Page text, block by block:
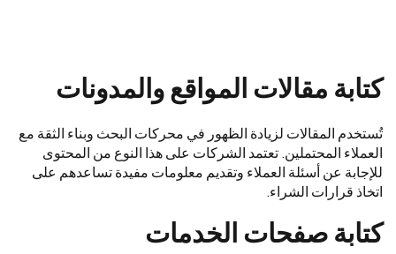
كتابة مقالات المواقع والمدونات
تُستخدم المقالات لزيادة الظهور في محركات البحث وبناء الثقة مع
العملاء المحتملين. تعتمد الشركات على هذا النوع من المحتوى
للإجابة عن أسئلة العملاء وتقديم معلومات مفيدة تساعدهم على
اتخاذ قرارات الشراء.
كتابة صفحات الخدمات